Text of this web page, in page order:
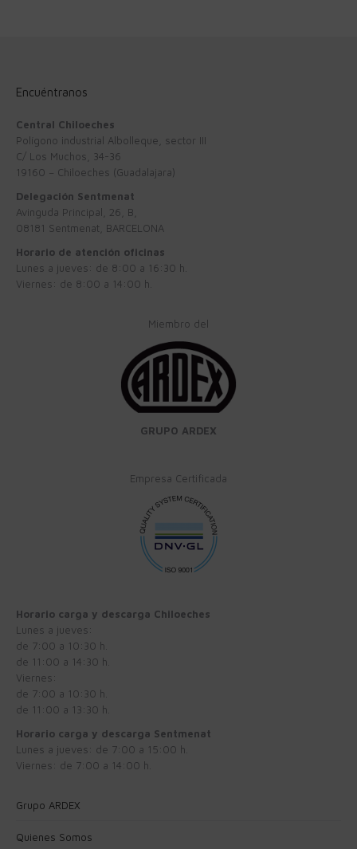
Encuéntranos
Central Chiloeches
Polígono industrial Albolleque, sector III
C/ Los Muchos, 34-36
19160 – Chiloeches (Guadalajara)
Delegación Sentmenat
Avinguda Principal, 26, B,
08181 Sentmenat, BARCELONA
Horario de atención oficinas
Lunes a jueves: de 8:00 a 16:30 h.
Viernes: de 8:00 a 14:00 h.
Miembro del
GRUPO ARDEX
Empresa Certificada
Horario carga y descarga Chiloeches
Lunes a jueves:
de 7:00 a 10:30 h.
de 11:00 a 14:30 h.
Viernes:
de 7:00 a 10:30 h.
de 11:00 a 13:30 h.
Horario carga y descarga Sentmenat
Lunes a jueves: de 7:00 a 15:00 h.
Viernes: de 7:00 a 14:00 h.
Grupo ARDEX
Quienes Somos